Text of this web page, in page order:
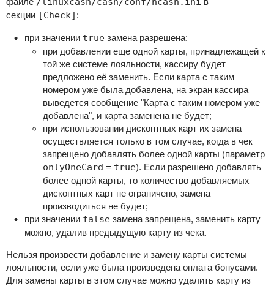
секции [Check] :
при значении trueзамена разрешена:
при добавлении еще одной карты, принадлежащей к
той же системе лояльности, кассиру будет
предложено её заменить. Если карта с таким
номером уже была добавлена, на экран кассира
выведется сообщение "Карта с таким номером уже
добавлена", и карта заменена не будет;
при использовании дисконтных карт их замена
осуществляется только в том случае, когда в чек
запрещено добавлять более одной карты (параметр
onlyOneCard = true). Если разрешено добавлять
более одной карты, то количество добавляемых
дисконтных карт не ограничено, замена
производиться не будет;
при значении falseзамена запрещена, заменить карту
можно, удалив предыдущую карту из чека.
Нельзя произвести добавление и замену карты системы
лояльности, если уже была произведена оплата бонусами.
Для замены карты в этом случае можно удалить карту из